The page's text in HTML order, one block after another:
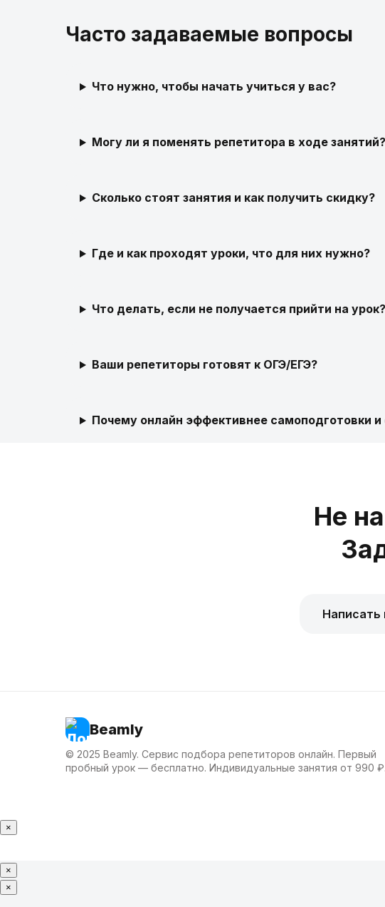
Часто задаваемые вопросы
Что нужно, чтобы начать учиться у вас?
Могу ли я поменять репетитора в ходе занятий?
Сколько стоят занятия и как получить скидку?
Где и как проходят уроки, что для них нужно?
Что делать, если не получается прийти на урок?
Ваши репетиторы готовят к ОГЭ/ЕГЭ?
Почему онлайн эффективнее самоподготовки и
Не
Написать
Beamly
© 2025 Beamly. Сервис подбора репетиторов онлайн. Первый
пробный урок — бесплатно. Индивидуальные занятия от 990 ₽.
×
×
×